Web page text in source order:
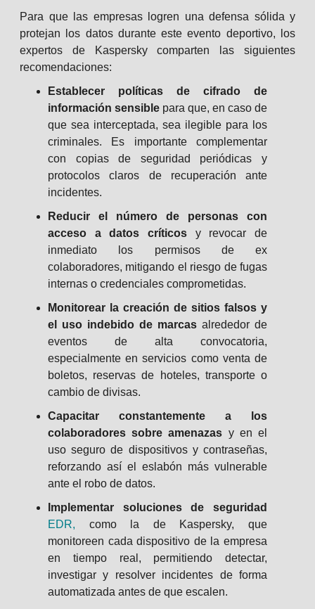
Para que las empresas logren una defensa sólida y
protejan los datos durante este evento deportivo, los
expertos de Kaspersky comparten las siguientes
recomendaciones:
Establecer políticas de cifrado de
información sensible para que, en caso de
que sea interceptada, sea ilegible para los
criminales. Es importante complementar
con copias de seguridad periódicas y
protocolos claros de recuperación ante
incidentes.
Reducir el número de personas con
acceso a datos críticos y revocar de
inmediato los permisos de ex
colaboradores, mitigando el riesgo de fugas
internas o credenciales comprometidas.
Monitorear la creación de sitios falsos y
el uso indebido de marcas alrededor de
eventos de alta convocatoria,
especialmente en servicios como venta de
boletos, reservas de hoteles, transporte o
cambio de divisas.
Capacitar constantemente a los
colaboradores sobre amenazas y en el
uso seguro de dispositivos y contraseñas,
reforzando así el eslabón más vulnerable
ante el robo de datos.
Implementar soluciones de seguridad
EDR, como la de Kaspersky, que
monitoreen cada dispositivo de la empresa
en tiempo real, permitiendo detectar,
investigar y resolver incidentes de forma
automatizada antes de que escalen.